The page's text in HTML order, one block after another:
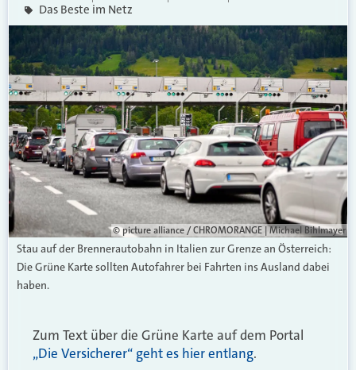
Das Beste im Netz
© picture alliance / CHROMORANGE | Michael Bihlmayer
Stau auf der Brennerautobahn in Italien zur Grenze an Österreich:
Die Grüne Karte sollten Autofahrer bei Fahrten ins Ausland dabei
haben.
Zum Text über die Grüne Karte auf dem Portal
„Die Versicherer“ geht es hier entlang.